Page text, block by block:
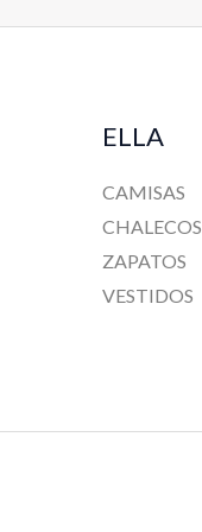
ELLA
CAMISAS
CHALECOS
ZAPATOS
VESTIDOS